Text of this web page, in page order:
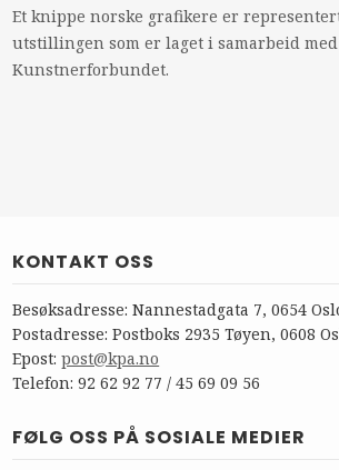
Et knippe norske grafikere er
utstillingen som er laget i samarbeid med
Kunstnerforbundet.
KONTAKT OSS
Besøksadresse: Nannestadgata 7, 0654
Postadresse: Postboks 2935 Tøyen, 0608
Epost:post@kpa.no
Telefon: 92 62 92 77 / 45 69 09 56
FØLG OSS PÅ SOSIALE MEDIER